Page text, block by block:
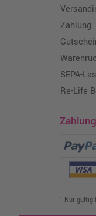
Zahlung
SEPA-
Re-Life
¹ Nur gültig